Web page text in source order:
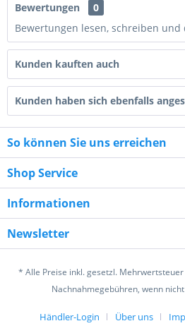
1 * 8 = ?
Ich habe die
verstanden und stimme zu. *
Mit * gekennzeichnete Felder
Senden
Bewertungen
0
Bewertungen lesen, schreiben und
Kunden kauften auch
Kunden haben sich ebenfalls
So können Sie uns erreichen
Shop Service
Informationen
Newsletter
* Alle Preise inkl. gesetzl. Mehrwertsteuer
Nachnahmegebühren, wenn
Händler-Login Über uns